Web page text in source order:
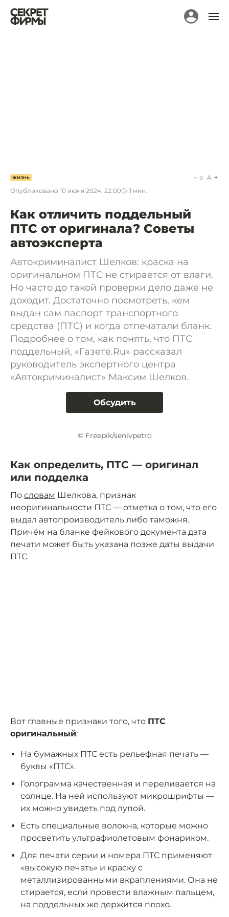
ЖИЗНЬ
Опубликовано 10 июня 2024, 22:00 1 мин.
a A
Как отличить поддельный
ПТС от оригинала? Советы
автоэксперта
Автокриминалист Шелков: краска на
оригинальном ПТС не стирается от влаги.
Но часто до такой проверки дело даже не
доходит. Достаточно посмотреть, кем
выдан сам паспорт транспортного
средства (ПТС) и когда отпечатали бланк.
Подробнее о том, как понять, что ПТС
поддельный, «Газете.Ru» рассказал
руководитель экспертного центра
«Автокриминалист» Максим Шелков.
Обсудить
© Freepik/senivpetro
Как определить, ПТС — оригинал
или подделка
По словам Шелкова, признак
неоригинальности ПТС — отметка о том, что его
выдал автопроизводитель либо таможня.
Причём на бланке фейкового документа дата
печати может быть указана позже даты выдачи
ПТС.
Вот главные признаки того, что ПТС
оригинальный:
На бумажных ПТС есть рельефная печать —
буквы «ПТС».
Голограмма качественная и переливается на
солнце. На ней используют микрошрифты —
их можно увидеть под лупой.
Есть специальные волокна, которые можно
просветить ультрафиолетовым фонариком.
Для печати серии и номера ПТС применяют
«высокую печать» и краску с
металлизированными вкраплениями. Она не
стирается, если провести влажным пальцем,
на поддельных же держится плохо.